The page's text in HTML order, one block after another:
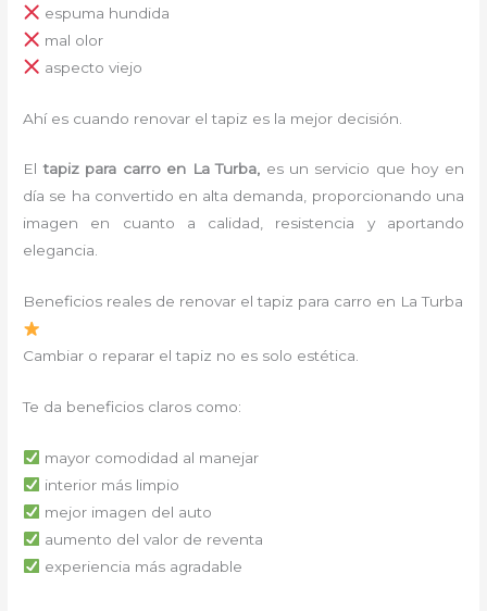
espuma hundida
mal olor
aspecto viejo
Ahí es cuando renovar el tapiz es la mejor decisión.
El tapiz para carro en La Turba, es un servicio que hoy en
día se ha convertido en alta demanda, proporcionando una
imagen en cuanto a calidad, resistencia y aportando
elegancia.
Beneficios reales de renovar el tapiz para carro en La Turba
Cambiar o reparar el tapiz no es solo estética.
Te da beneficios claros como:
mayor comodidad al manejar
interior más limpio
mejor imagen del auto
aumento del valor de reventa
experiencia más agradable